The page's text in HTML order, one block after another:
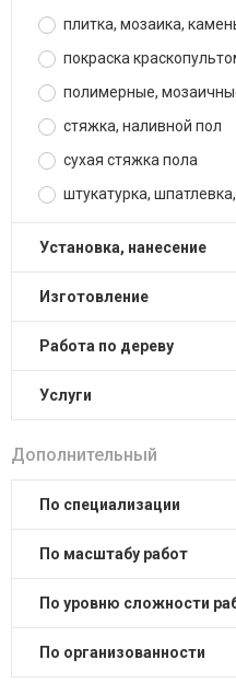
плитка, мозаика,
покраска
полимерные,
стяжка, наливной пол
сухая стяжка пола
штукатурка,
установка, нанесение
изготовление
работа по дереву
услуги
Дополнительный
по специализации
по масштабу работ
по уровню сложности
по организованности